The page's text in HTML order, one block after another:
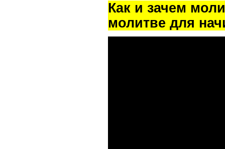
Как и зачем
молитве для